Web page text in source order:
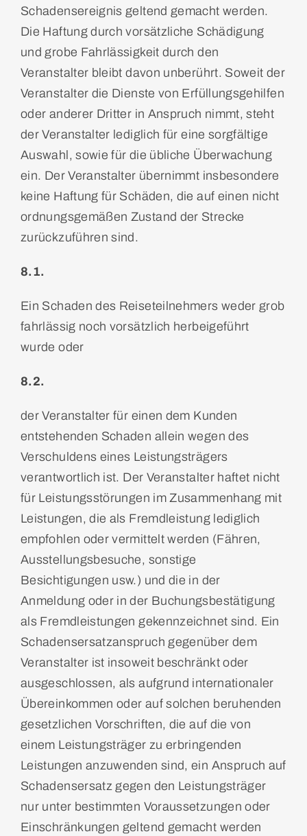
Schadensereignis geltend gemacht werden.
Die Haftung durch vorsätzliche Schädigung
und grobe Fahrlässigkeit durch den
Veranstalter bleibt davon unberührt. Soweit der
Veranstalter die Dienste von Erfüllungsgehilfen
oder anderer Dritter in Anspruch nimmt, steht
der Veranstalter lediglich für eine sorgfältige
Auswahl, sowie für die übliche Überwachung
ein. Der Veranstalter übernimmt insbesondere
keine Haftung für Schäden, die auf einen nicht
ordnungsgemäßen Zustand der Strecke
zurückzuführen sind.
8.1.
Ein Schaden des Reiseteilnehmers weder grob
fahrlässig noch vorsätzlich herbeigeführt
wurde oder
8.2.
der Veranstalter für einen dem Kunden
entstehenden Schaden allein wegen des
Verschuldens eines Leistungsträgers
verantwortlich ist. Der Veranstalter haftet nicht
für Leistungsstörungen im Zusammenhang mit
Leistungen, die als Fremdleistung lediglich
empfohlen oder vermittelt werden (Fähren,
Ausstellungsbesuche, sonstige
Besichtigungen usw.) und die in der
Anmeldung oder in der Buchungsbestätigung
als Fremdleistungen gekennzeichnet sind. Ein
Schadensersatzanspruch gegenüber dem
Veranstalter ist insoweit beschränkt oder
ausgeschlossen, als aufgrund internationaler
Übereinkommen oder auf solchen beruhenden
gesetzlichen Vorschriften, die auf die von
einem Leistungsträger zu erbringenden
Leistungen anzuwenden sind, ein Anspruch auf
Schadensersatz gegen den Leistungsträger
nur unter bestimmten Voraussetzungen oder
Einschränkungen geltend gemacht werden